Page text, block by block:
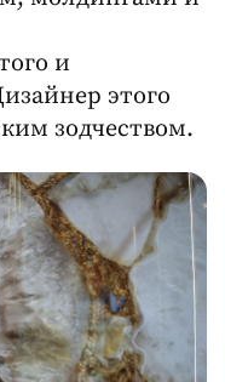
и
этого
зодчеством.